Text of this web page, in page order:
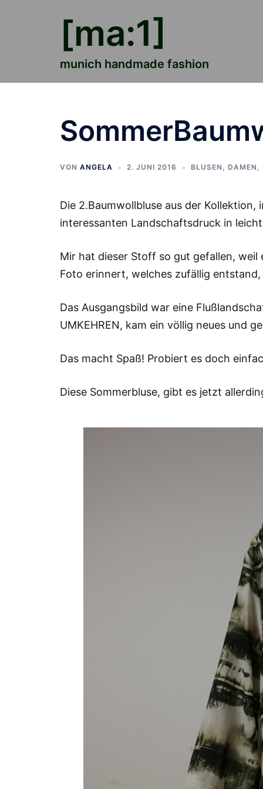
[ma:1]
munich handmade fashion
VON ANGELA 2. JUNI 2016 BLUSEN , DAMEN ,
Die 2.Baumwollbluse aus der
interessanten Landschaftsdruck in
Mir hat dieser Stoff so gut gefallen, weil
Foto erinnert, welches zufällig
Das Ausgangsbild war eine
UMKEHREN, kam ein völlig neues und
Das macht Spaß! Probiert es doch
Diese Sommerbluse, gibt es jetzt